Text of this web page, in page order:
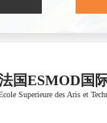
国ESMOD国
Superieure des Aris et